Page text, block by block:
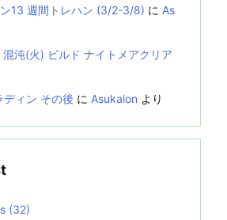
13 週間トレハン (3/2-3/8) に As
沌(火) ビルド ナイトメアクリア
ィン その後 に Asukalon より
(32)